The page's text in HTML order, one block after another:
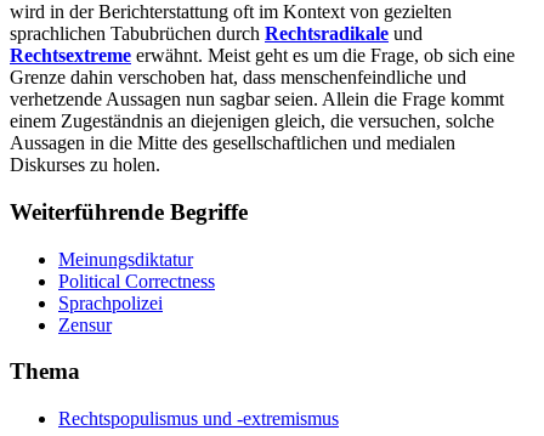
wird in der Berichterstattung oft im Kontext von gezielten
sprachlichen Tabubrüchen durch Rechtsradikale und
Rechtsextreme erwähnt. Meist geht es um die Frage, ob sich eine
Grenze dahin verschoben hat, dass menschenfeindliche und
verhetzende Aussagen nun sagbar seien. Allein die Frage kommt
einem Zugeständnis an diejenigen gleich, die versuchen, solche
Aussagen in die Mitte des gesellschaftlichen und medialen
Diskurses zu holen.
Weiterführende Begriffe
Meinungsdiktatur
Political Correctness
Sprachpolizei
Zensur
Thema
Rechtspopulismus und -extremismus